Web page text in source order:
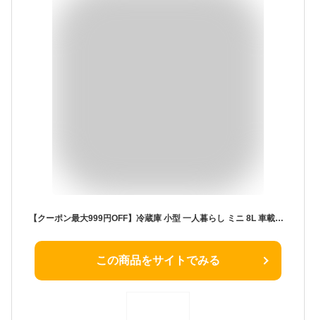
【クーポン最大999円OFF】冷蔵庫 小型 一人暮らし ミニ 8L 車載冷蔵庫 家庭用/車用 保冷 保温 卓上冷蔵庫 小型冷蔵庫 3kg コンパクト 持ち運び 5カラー 小さい冷蔵庫 43db 静音 寝室 子供 おしゃれ ポータブル 冷蔵庫 飲み物 果物 化粧品 5℃・65℃
この商品をサイトでみる